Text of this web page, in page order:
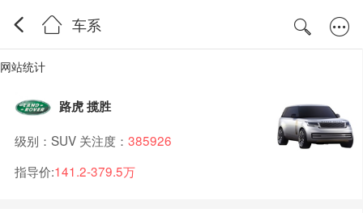
车系
网站统计
路虎 揽胜
级别：SUV 关注度： 385926
指导价:141.2-379.5万